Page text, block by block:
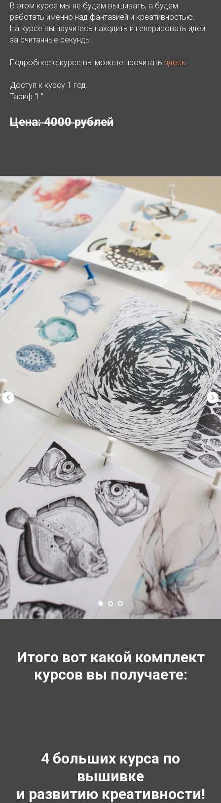
В этом курсе мы не будем вышивать, а будем
работать именно над фантазией и креативностью.
На курсе вы научитесь находить и генерировать идеи
за считанные секунды.
Подробнее о курсе вы можете прочитать здесь.
Доступ к курсу 1 год.
Тариф "L".
Цена: 4000 рублей
Итого вот какой комплект
курсов вы получаете:
4 больших курса по
вышивке
и развитию креативности!